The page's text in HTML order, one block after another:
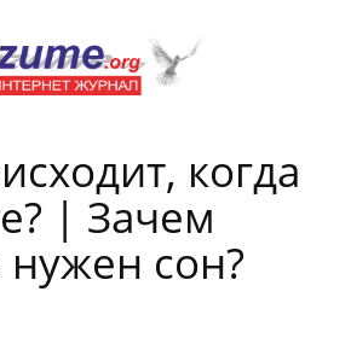
когда
| Зачем
сон?